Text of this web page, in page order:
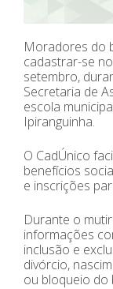
Moradores do
cadastrar-se
setembro,
Secretaria de
escola
Ipiranguinha.
O CadÚnico
benefícios
e inscrições
Durante o
informações
inclusão e
divórcio,
ou bloqueio do